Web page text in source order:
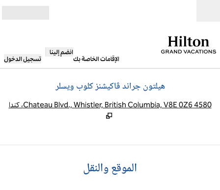
الإقامات الخاصة بك
انضم إلينا
تسجيل الدخول
هيلتون جراند ڤاكيشنز كلوب ويسلر
4580 Chateau Blvd., Whistler, British Columbia, V8E 0Z6، كندا
الموقع والنقل